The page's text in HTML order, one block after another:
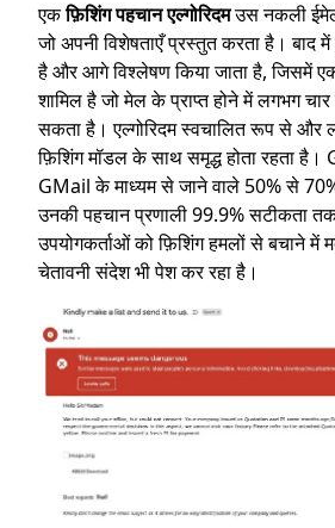
एकफ़िशिंग पहचान एल्गोरिदमउस नकली
जो अपनी विशेषताएँ प्रस्तुत करता है। बाद में
है और आगे विश्लेषण किया जाता है, जिसमें
शामिल है जो मेल के प्राप्त होने में लगभग
सकता है। एल्गोरिदम स्वचालित रूप से और
फ़िशिंग मॉडल के साथ समृद्ध होता रहता
GMail के माध्यम से जाने वाले 50% से
उनकी पहचान प्रणाली 99.9% सटीकता
उपयोगकर्ताओं को फ़िशिंग हमलों से बचाने में
चेतावनी संदेश भी पेश कर रहा है।